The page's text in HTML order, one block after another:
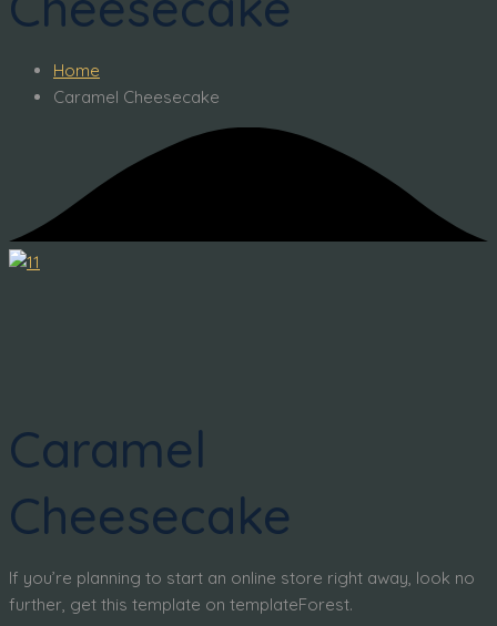
Home
Caramel Cheesecake
Caramel
Cheesecake
If you’re planning to start an online store right away, look no
further, get this template on templateForest.